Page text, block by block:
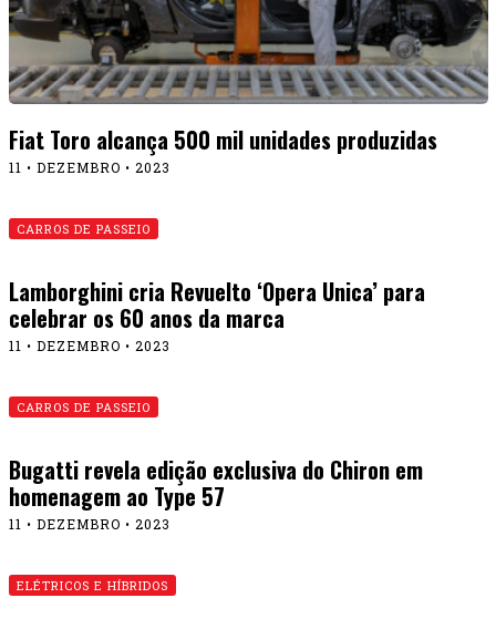
Fiat Toro alcança 500 mil unidades produzidas
11 • DEZEMBRO • 2023
CARROS DE PASSEIO
Lamborghini cria Revuelto ‘Opera Unica’ para
celebrar os 60 anos da marca
11 • DEZEMBRO • 2023
CARROS DE PASSEIO
Bugatti revela edição exclusiva do Chiron em
homenagem ao Type 57
11 • DEZEMBRO • 2023
ELÉTRICOS E HÍBRIDOS